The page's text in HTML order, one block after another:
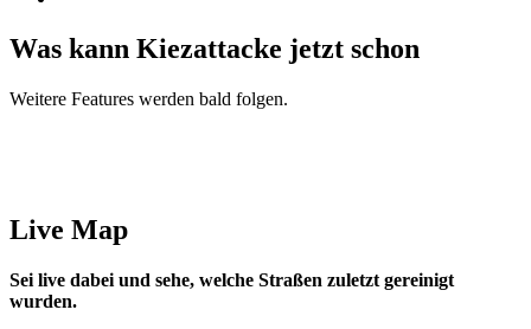
Was kann Kiezattacke jetzt schon
Weitere Features werden bald folgen.
Live Map
Sei live dabei und sehe, welche Straßen zuletzt gereinigt
wurden.